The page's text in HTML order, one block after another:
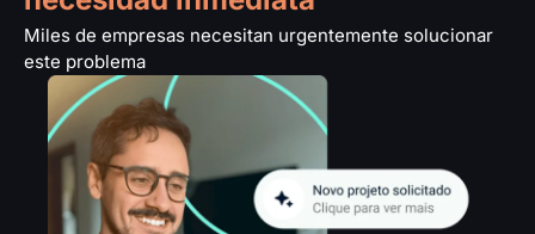
Miles de empresas necesitan urgentemente solucionar
este problema